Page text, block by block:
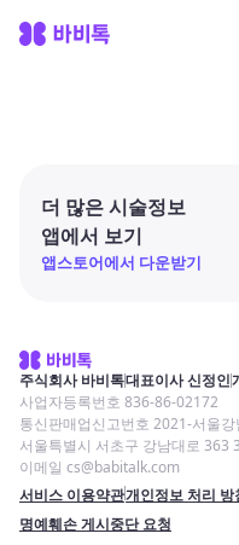
더 많은 시술정보
앱에서 보기
앱스토어에서 다운받기
주식회사 바비톡대표이사 신정인
사업자등록번호 836-86-02172
통신판매업신고번호 2021-서울
서울특별시 서초구 강남대로 363
이메일 cs@babitalk.com
서비스 이용약관개인정보 처리 방
명예훼손 게시중단 요청